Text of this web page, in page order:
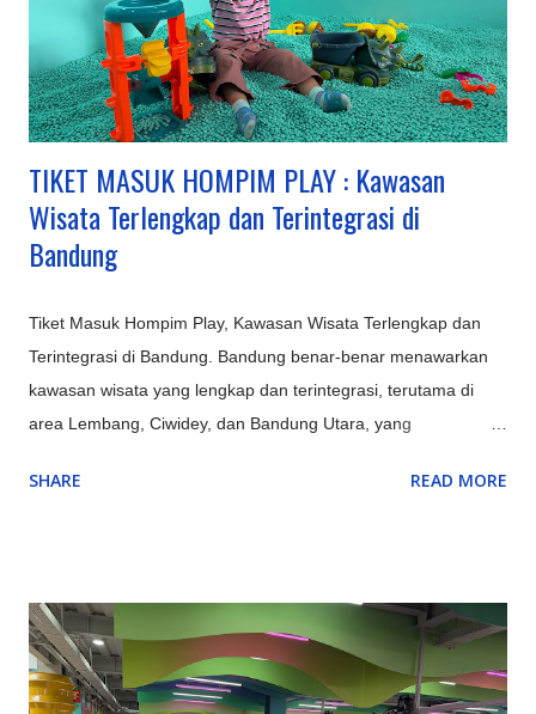
TIKET MASUK HOMPIM PLAY : Kawasan
Wisata Terlengkap dan Terintegrasi di
Bandung
Tiket Masuk Hompim Play, Kawasan Wisata Terlengkap dan
Terintegrasi di Bandung. Bandung benar-benar menawarkan
kawasan wisata yang lengkap dan terintegrasi, terutama di
area Lembang, Ciwidey, dan Bandung Utara, yang
Tangkuban Parahu, Kawah Putih), rekreasi keluarga
Gedung Sate), menjadikannya destinasi multifungsi untuk
berbagai kalangan. Kawasan Utama dan Keunggulannya:
Lembang (Bandung Barat): Pusat wisata alam dan keluarga,
SHARE READ MORE